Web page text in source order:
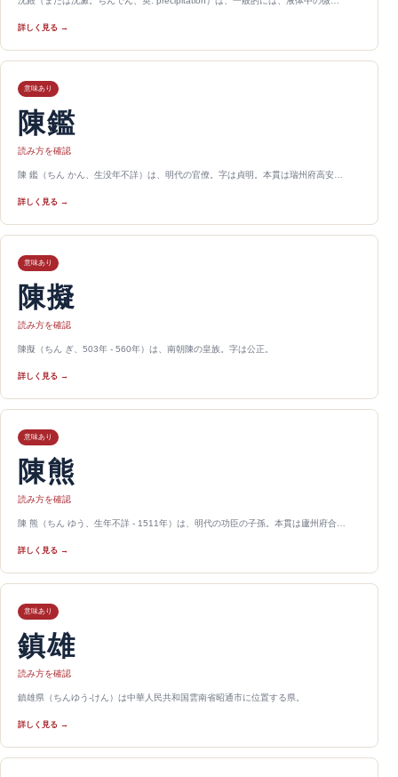
詳しく見る →
意味あり
陳鑑
読み方を確認
陳 鑑（ちん かん、生没年不詳）は、明代の官僚。字は貞明。本貫は瑞州府高安…
詳しく見る →
意味あり
陳擬
読み方を確認
陳擬（ちん ぎ、503年 - 560年）は、南朝陳の皇族。字は公正。
詳しく見る →
意味あり
陳熊
読み方を確認
陳 熊（ちん ゆう、生年不詳 - 1511年）は、明代の功臣の子孫。本貫は廬州府合…
詳しく見る →
意味あり
鎮雄
読み方を確認
鎮雄県（ちんゆう-けん）は中華人民共和国雲南省昭通市に位置する県。
詳しく見る →